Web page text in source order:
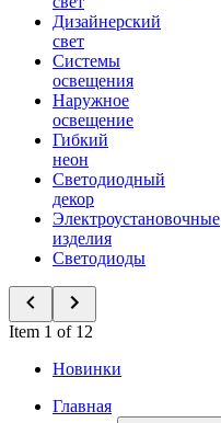
Дизайнерский
свет
Системы
освещения
Наружное
освещение
Гибкий
неон
Светодиодный
декор
Электроустановочные
изделия
Светодиоды
Item 1 of 12
Новинки
Главная